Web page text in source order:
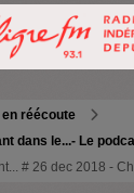
réécoute
dans le...- Le
# 26 dec 2018 -